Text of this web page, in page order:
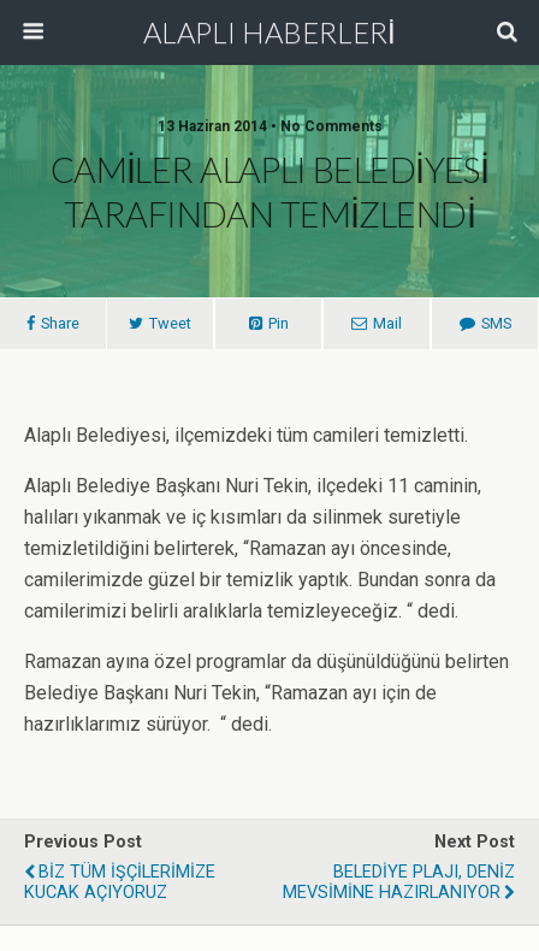
ALAPLI HABERLERİ
13 Haziran 2014 • No Comments
CAMİLER ALAPLI BELEDİYESİ
TARAFINDAN TEMİZLENDİ
Share Tweet Pin Mail SMS
Alaplı Belediyesi, ilçemizdeki tüm camileri temizletti.
Alaplı Belediye Başkanı Nuri Tekin, ilçedeki 11 caminin,
halıları yıkanmak ve iç kısımları da silinmek suretiyle
temizletildiğini belirterek, “Ramazan ayı öncesinde,
camilerimizde güzel bir temizlik yaptık. Bundan sonra da
camilerimizi belirli aralıklarla temizleyeceğiz. “ dedi.
Ramazan ayına özel programlar da düşünüldüğünü belirten
Belediye Başkanı Nuri Tekin, “Ramazan ayı için de
hazırlıklarımız sürüyor. “ dedi.
Previous Post
BİZ TÜM İŞÇİLERİMİZE
KUCAK AÇIYORUZ
Next Post
BELEDİYE PLAJI, DENİZ
MEVSİMİNE HAZIRLANIYOR